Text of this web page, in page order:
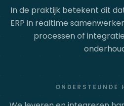
In de praktijk betekent dit
ERP in realtime
processen of
ONDERSTEUNDE